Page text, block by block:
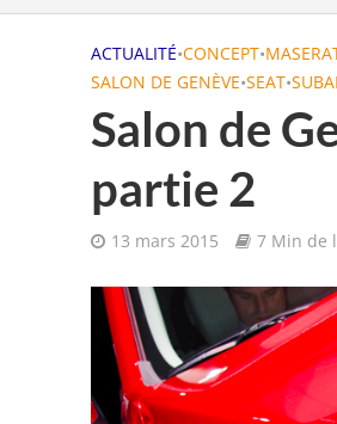
ACTUALITÉ•CONCEPT•
SALON DE GENÈVE•SEAT•
Salon de
partie 2
13 mars 2015 7 Min de